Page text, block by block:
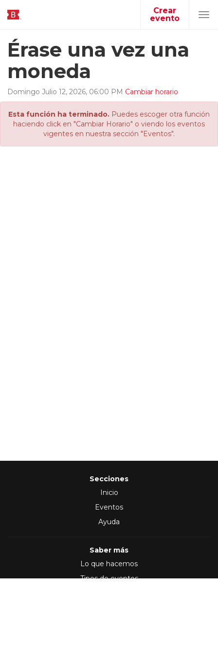
Crear
evento
Érase una vez una
moneda
Domingo Julio 12, 2026, 06:00 PM Cambiar horario
Esta función ha terminado. Puedes escoger otra función
haciendo click en "Cambiar Horario" o viendo los eventos
vigentes en nuestra sección "Eventos".
Secciones
Inicio
Eventos
Ayuda
Saber más
Lo que hacemos
Tipos de eventos